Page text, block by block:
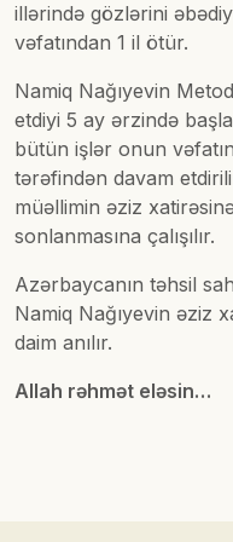
illərində gözlərini
vəfatından 1 il ötür.
Namiq Nağıyevin
etdiyi 5 ay ərzində
bütün işlər onun
tərəfindən davam
müəllimin əziz
sonlanmasına çalışılır.
Azərbaycanın təhsil
Namiq Nağıyevin əziz
daim anılır.
Allah rəhmət eləsin…